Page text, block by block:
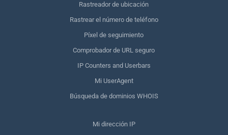
Rastreador de ubicación
Rastrear el número de teléfono
Píxel de seguimiento
Comprobador de URL seguro
IP Counters and Userbars
Mi UserAgent
Búsqueda de dominios WHOIS
Mi dirección IP